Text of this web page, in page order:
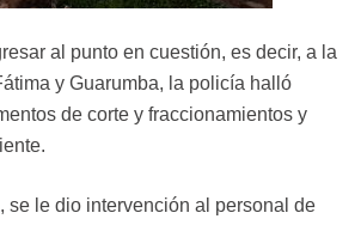
al punto en cuestión, es decir, a la
y Guarumba, la policía halló
de corte y fraccionamientos y
se le dio intervención al personal de